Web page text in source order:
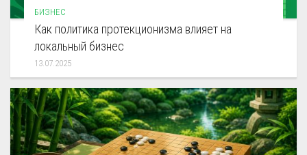
БИЗНЕС
Как политика протекционизма влияет на
локальный бизнес
13.07.2025